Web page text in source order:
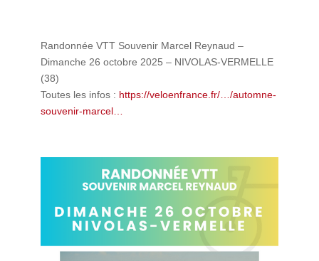
Randonnée VTT Souvenir Marcel Reynaud –
Dimanche 26 octobre 2025 – NIVOLAS-VERMELLE
(38)
Toutes les infos : https://veloenfrance.fr/…/automne-
souvenir-marcel…